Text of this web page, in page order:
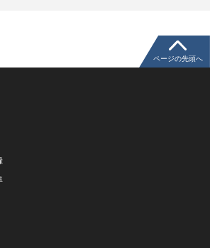
ページの先頭へ